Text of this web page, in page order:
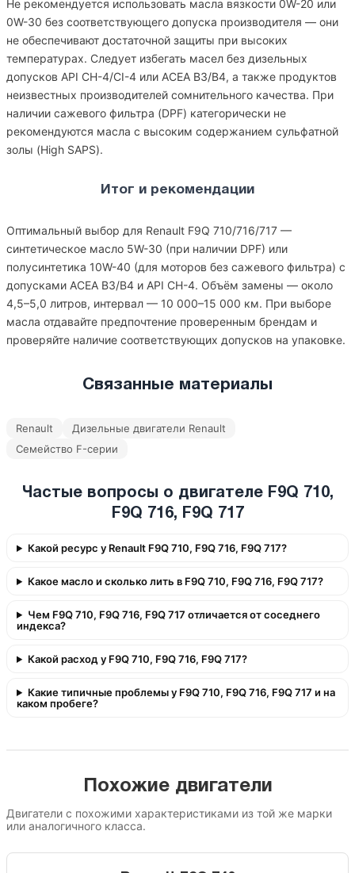
Не рекомендуется использовать масла вязкости 0W-20 или
0W-30 без соответствующего допуска производителя — они
не обеспечивают достаточной защиты при высоких
температурах. Следует избегать масел без дизельных
допусков API CH-4/CI-4 или ACEA B3/B4, а также продуктов
неизвестных производителей сомнительного качества. При
наличии сажевого фильтра (DPF) категорически не
рекомендуются масла с высоким содержанием сульфатной
золы (High SAPS).
Итог и рекомендации
Оптимальный выбор для Renault F9Q 710/716/717 —
синтетическое масло 5W-30 (при наличии DPF) или
полусинтетика 10W-40 (для моторов без сажевого фильтра) с
допусками ACEA B3/B4 и API CH-4. Объём замены — около
4,5–5,0 литров, интервал — 10 000–15 000 км. При выборе
масла отдавайте предпочтение проверенным брендам и
проверяйте наличие соответствующих допусков на упаковке.
Связанные материалы
Renault
Дизельные двигатели Renault
Семейство F-серии
Частые вопросы о двигателе F9Q 710,
F9Q 716, F9Q 717
Какой ресурс у Renault F9Q 710, F9Q 716, F9Q 717?
Какое масло и сколько лить в F9Q 710, F9Q 716, F9Q 717?
Чем F9Q 710, F9Q 716, F9Q 717 отличается от соседнего
индекса?
Какой расход у F9Q 710, F9Q 716, F9Q 717?
Какие типичные проблемы у F9Q 710, F9Q 716, F9Q 717 и на
каком пробеге?
Похожие двигатели
Двигатели с похожими характеристиками из той же марки
или аналогичного класса.